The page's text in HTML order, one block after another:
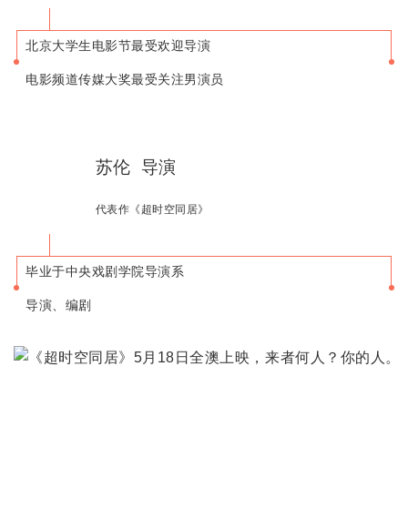
北京大学生电影节最受欢迎导演
电影频道传媒大奖最受关注男演员
苏伦 导演
代表作《超时空同居》
毕业于中央戏剧学院导演系
导演、编剧